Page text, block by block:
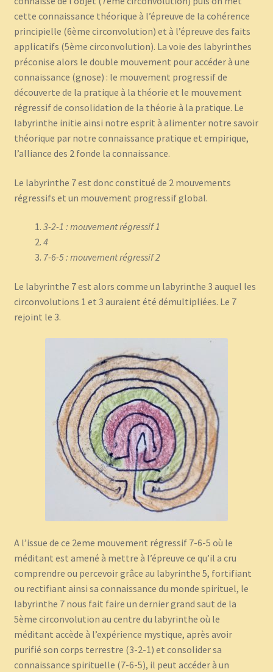
cette connaissance théorique à l’épreuve de la cohérence
principielle (6ème circonvolution) et à l’épreuve des faits
applicatifs (5ème circonvolution). La voie des labyrinthes
préconise alors le double mouvement pour accéder à une
connaissance (gnose) : le mouvement progressif de
découverte de la pratique à la théorie et le mouvement
régressif de consolidation de la théorie à la pratique. Le
labyrinthe initie ainsi notre esprit à alimenter notre savoir
théorique par notre connaissance pratique et empirique,
l’alliance des 2 fonde la connaissance.
Le labyrinthe 7 est donc constitué de 2 mouvements
régressifs et un mouvement progressif global.
3-2-1 : mouvement régressif 1
4
7-6-5 : mouvement régressif 2
Le labyrinthe 7 est alors comme un labyrinthe 3 auquel les
circonvolutions 1 et 3 auraient été démultipliées. Le 7
rejoint le 3.
A l’issue de ce 2eme mouvement régressif 7-6-5 où le
méditant est amené à mettre à l’épreuve ce qu’il a cru
comprendre ou percevoir grâce au labyrinthe 5, fortifiant
ou rectifiant ainsi sa connaissance du monde spirituel, le
labyrinthe 7 nous fait faire un dernier grand saut de la
5ème circonvolution au centre du labyrinthe où le
méditant accède à l’expérience mystique, après avoir
purifié son corps terrestre (3-2-1) et consolider sa
connaissance spirituelle (7-6-5), il peut accéder à un